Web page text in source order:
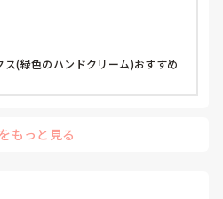
(緑色のハンドクリーム)おすすめ
もっと見る